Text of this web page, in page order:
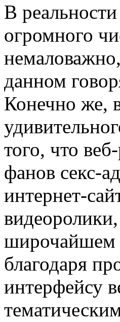
В
огромного
данном
Конечно же,
того, что
фанов секс-
интернет-
широчайшем
благодаря
интерфейсу